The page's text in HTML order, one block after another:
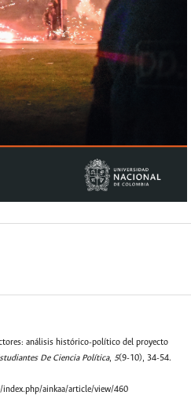
análisis histórico-político del proyecto
De Ciencia Política, 5(9-10), 34-54.
ainkaa/article/view/460